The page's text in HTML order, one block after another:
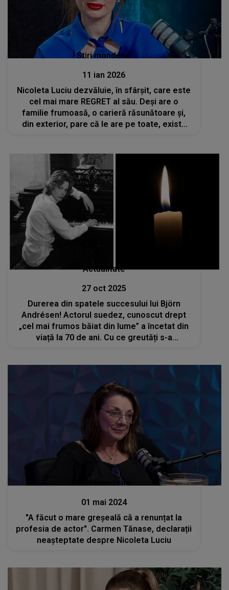
Stiri mondene
11 ian 2026
Nicoleta Luciu dezvăluie, în sfârșit, care este
cel mai mare REGRET al său. Deși are o
familie frumoasă, o carieră răsunătoare și,
din exterior, pare că le are pe toate, există
Actualitate
27 oct 2025
Durerea din spatele succesului lui Björn
Andrésen! Actorul suedez, cunoscut drept
„cel mai frumos băiat din lume” a încetat din
viață la 70 de ani. Cu ce greutăți s-a
Stiri mondene
01 mai 2024
"A făcut o mare greșeală că a renunțat la
profesia de actor". Carmen Tănase, declarații
neașteptate despre Nicoleta Luciu